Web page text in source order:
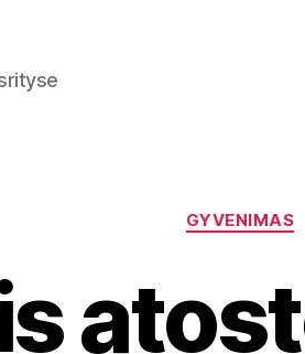
GYVENIMAS